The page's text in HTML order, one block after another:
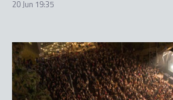
20 Jun 19:35